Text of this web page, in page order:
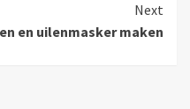
Next
en uilenmasker maken